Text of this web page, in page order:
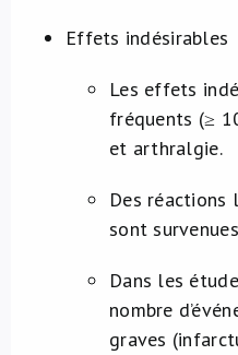
Effets indésirables
Les effets
fréquents (≥
et arthralgie.
Des réactions
sont
Dans les
nombre
graves